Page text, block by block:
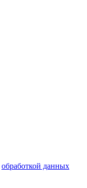
обработкой данных